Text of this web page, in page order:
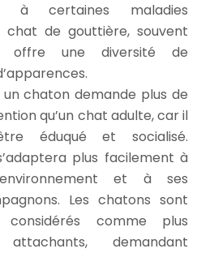
à certaines maladies
chat de gouttière, souvent
offre une diversité de
un chaton demande plus de
qu’un chat adulte, car il
éduqué et socialisé.
plus facilement à
et à ses
Les chatons sont
considérés comme plus
demandant